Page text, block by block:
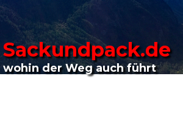
Sackundpack.de
wohin der Weg auch führt